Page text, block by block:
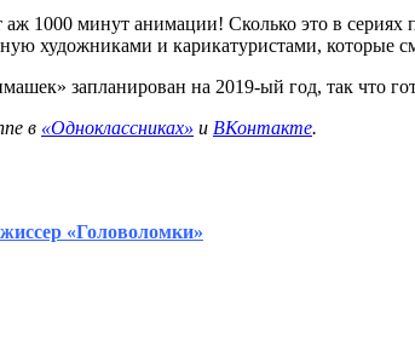
аж 1000 минут анимации! Сколько это в
художниками и карикатуристами, которые
запланирован на 2019-ый год, так что
в «Одноклассниках» и ВКонтакте.
«Головоломки»